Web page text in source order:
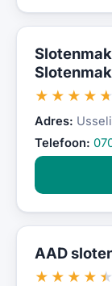
★★★★★
Adres:
Telefoon:
AAD
★★★★★